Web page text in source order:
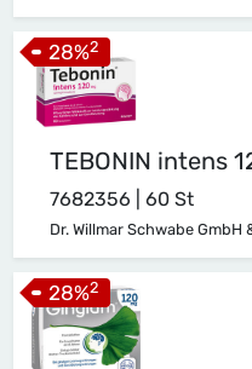
TEBONIN intens
7682356 | 60 St
Dr. Willmar Schwabe GmbH
28%2
28%2